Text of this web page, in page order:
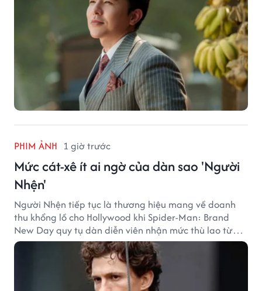
PHIM ẢNH 1 giờ trước
Mức cát-xê ít ai ngờ của dàn sao 'Người
Nhện'
Người Nhện tiếp tục là thương hiệu mang về doanh
thu khổng lồ cho Hollywood khi Spider-Man: Brand
New Day quy tụ dàn diễn viên nhận mức thù lao từ
hàng chục đến hàng trăm tỷ đồng. Thành công phòng
vé của bộ phim cũng giúp nhiều ngôi sao sở hữu khoản
thu nhập đáng mơ ước.